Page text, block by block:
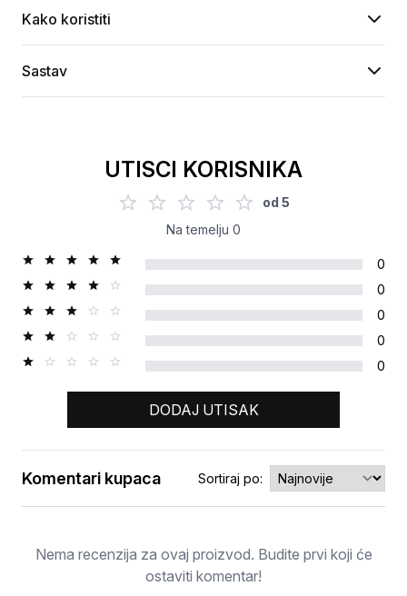
Kako koristiti
Sastav
UTISCI KORISNIKA
od 5
Na temelju 0
0
0
0
0
0
DODAJ UTISAK
Ocjena
Komentari kupaca Sortiraj po:
Nema recenzija za ovaj proizvod. Budite prvi koji će
ostaviti komentar!